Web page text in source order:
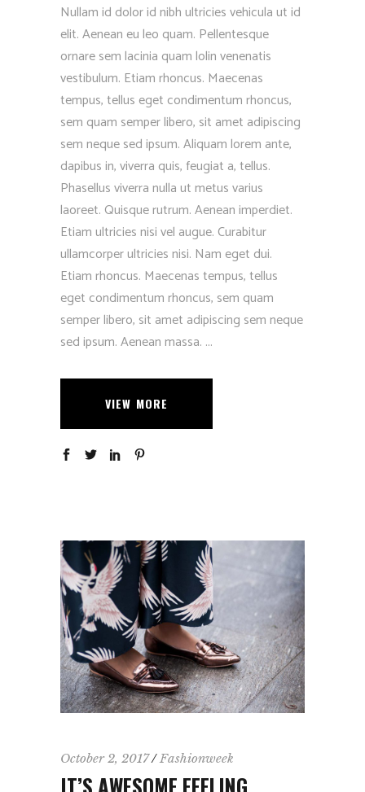
Nullam id dolor id nibh ultricies vehicula ut id
elit. Aenean eu leo quam. Pellentesque
ornare sem lacinia quam lolin venenatis
vestibulum. Etiam rhoncus. Maecenas
tempus, tellus eget condimentum rhoncus,
sem quam semper libero, sit amet adipiscing
sem neque sed ipsum. Aliquam lorem ante,
dapibus in, viverra quis, feugiat a, tellus.
Phasellus viverra nulla ut metus varius
laoreet. Quisque rutrum. Aenean imperdiet.
Etiam ultricies nisi vel augue. Curabitur
ullamcorper ultricies nisi. Nam eget dui.
Etiam rhoncus. Maecenas tempus, tellus
eget condimentum rhoncus, sem quam
semper libero, sit amet adipiscing sem neque
sed ipsum. Aenean massa.
VIEW MORE
October 2, 2017 Fashionweek